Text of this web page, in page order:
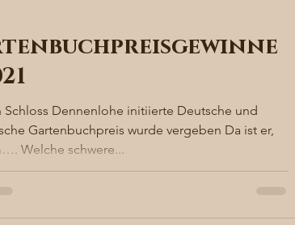
Schloss Dennenlohe initiierte Deutsche und
Gartenbuchpreis wurde vergeben Da ist er,
Welche schwere...